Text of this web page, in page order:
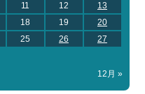
11 12
13
18 19
20
25 26
27
12月 »